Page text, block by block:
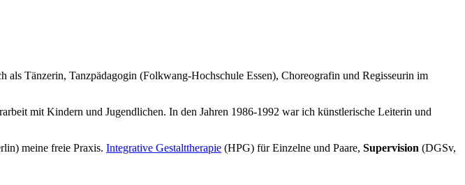
als Tänzerin, Tanzpädagogin (Folkwang-Hochschule Essen), Choreografin und Regisseurin im
mit Kindern und Jugendlichen. In den Jahren 1986-1992 war ich künstlerische Leiterin und
meine freie Praxis. Integrative Gestalttherapie (HPG) für Einzelne und Paare, Supervision (DGSv,